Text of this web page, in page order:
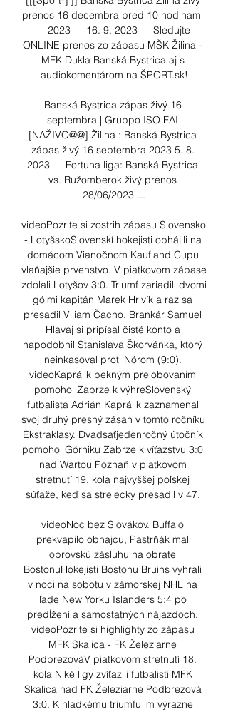
prenos 16 decembra pred 10 hodinami
— 2023 — 16. 9. 2023 — Sledujte
ONLINE prenos zo zápasu MŠK Žilina -
MFK Dukla Banská Bystrica aj s
audiokomentárom na ŠPORT.sk!
Banská Bystrica zápas živý 16
septembra | Gruppo ISO FAI
[NAŽIVO@@] Žilina : Banská Bystrica
zápas živý 16 septembra 2023 5. 8.
2023 — Fortuna liga: Banská Bystrica
vs. Ružomberok živý prenos
28/06/2023 ...
videoPozrite si zostrih zápasu Slovensko
- LotyšskoSlovenskí hokejisti obhájili na
domácom Vianočnom Kaufland Cupu
vlaňajšie prvenstvo. V piatkovom zápase
zdolali Lotyšov 3:0. Triumf zariadili dvomi
gólmi kapitán Marek Hrivík a raz sa
presadil Viliam Čacho. Brankár Samuel
Hlavaj si pripísal čisté konto a
napodobnil Stanislava Škorvánka, ktorý
neinkasoval proti Nórom (9:0).
videoKaprálik pekným prelobovaním
pomohol Zabrze k výhreSlovenský
futbalista Adrián Kaprálik zaznamenal
svoj druhý presný zásah v tomto ročníku
Ekstraklasy. Dvadsaťjedenročný útočník
pomohol Górniku Zabrze k víťazstvu 3:0
nad Wartou Poznaň v piatkovom
stretnutí 19. kola najvyššej poľskej
súťaže, keď sa strelecky presadil v 47.
videoNoc bez Slovákov. Buffalo
prekvapilo obhajcu, Pastrňák mal
obrovskú zásluhu na obrate
BostonuHokejisti Bostonu Bruins vyhrali
v noci na sobotu v zámorskej NHL na
ľade New Yorku Islanders 5:4 po
predĺžení a samostatných nájazdoch.
videoPozrite si highlighty zo zápasu
MFK Skalica - FK Železiarne
PodbrezováV piatkovom stretnutí 18.
kola Niké ligy zvíťazili futbalisti MFK
Skalica nad FK Železiarne Podbrezová
3:0. K hladkému triumfu im výrazne